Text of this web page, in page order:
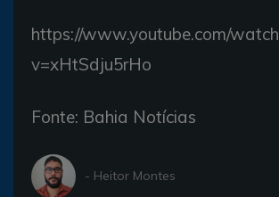
https://www.youtube.com/
v=xHtSdju5rHo
Fonte: Bahia Notícias
- Heitor Montes